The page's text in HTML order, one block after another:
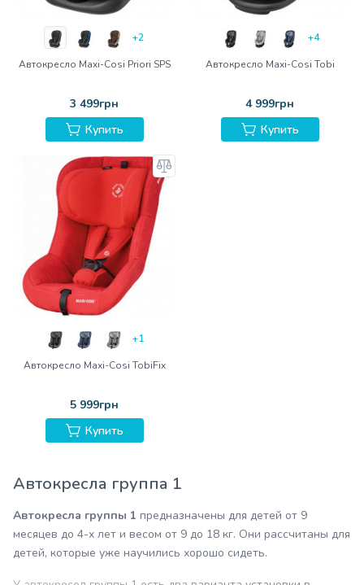
+2
Автокресло Maxi-Cosi Priori SPS
3 499грн
Купить
+4
Автокресло Maxi-Cosi Tobi
4 999грн
Купить
+1
Автокресло Maxi-Cosi TobiFix
5 999грн
Купить
Автокресла группа 1
Автокресла группы 1 предназначены для детей от 9
месяцев до 4-х лет и весом от 9 до 18 кг. Они рассчитаны для
детей, которые уже научились хорошо сидеть.